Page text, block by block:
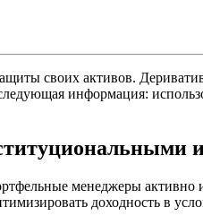
своих активов.
информация:
менеджеры
доходность в